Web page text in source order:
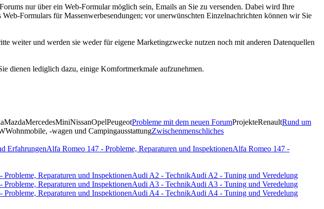
nur über ein Web-Formular möglich sein, Emails an Sie zu versenden. Dabei wird Ihre
Formulars für Massenwerbesendungen; vor unerwünschten Einzelnachrichten können wir Sie
weiter und werden sie weder für eigene Marketingzwecke nutzen noch mit anderen Datenquellen
dienen lediglich dazu, einige Komfortmerkmale aufzunehmen.
MazdaMercedesMiniNissanOpelPeugeotProbleme mit dem neuen ForumProjekteRenaultRund um
Wohnmobile, -wagen und CampingausstattungZwischenmenschliches
ErfahrungenAlfa Romeo 147 - Probleme, Reparaturen und InspektionenAlfa Romeo 147 -
Probleme, Reparaturen und InspektionenAudi A2 - TechnikAudi A2 - Tuning und Veredelung
Probleme, Reparaturen und InspektionenAudi A3 - TechnikAudi A3 - Tuning und Veredelung
Probleme, Reparaturen und InspektionenAudi A4 - TechnikAudi A4 - Tuning und Veredelung